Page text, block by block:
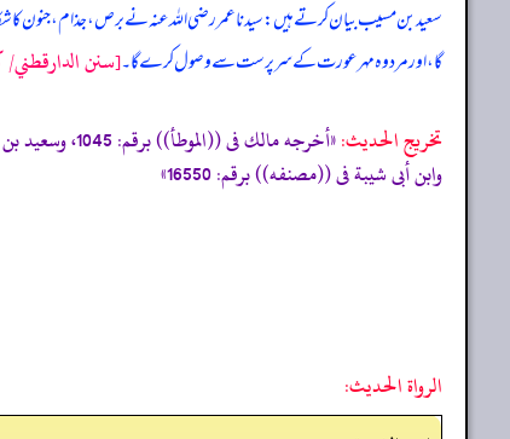
سعید بن مسیب بیان کرتے ہیں: سیدنا عمر رضی اللہ عنہ نے برص، جذام، جنون کا
گا، اور مرد وہ مہر عورت کے سرپرست سے وصول کرے گا۔[سنن الدارقطني/
تخریج الحدیث:
وابن أبى شيبة فى ((مصنفه)) برقم: 16550»
الرواة الحديث: